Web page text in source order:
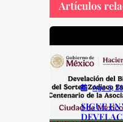
b
o
o
k
A
p
p
Li
n
k
Artículos
Ago 6,
SIGUE